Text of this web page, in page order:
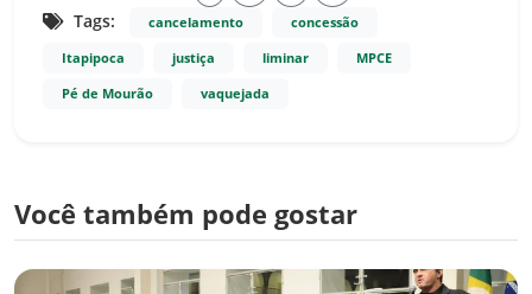
Tags:
cancelamento concessão
Itapipoca justiça liminar MPCE
Pé de Mourão vaquejada
Você também pode gostar